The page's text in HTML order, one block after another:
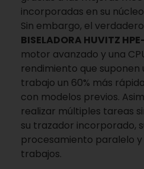
incorporadas en su
Sin embargo, el
BISELADORA HUVITZ
motor avanzado y una
rendimiento que suponen
trabajo un 60% más
con modelos previos.
realizar múltiples tareas
su trazador incorporado,
procesamiento paralelo y
trabajos.